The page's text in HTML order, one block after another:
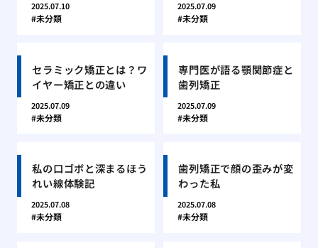
2025.07.10
未分類
2025.07.09
未分類
セラミック矯正とは？ワ
イヤー矯正との違い
2025.07.09
未分類
専門医が語る顎関節症と
歯列矯正
2025.07.09
未分類
私の口ゴボと深まるほう
れい線体験記
2025.07.08
未分類
歯列矯正で顔の歪みが変
わった私
2025.07.08
未分類